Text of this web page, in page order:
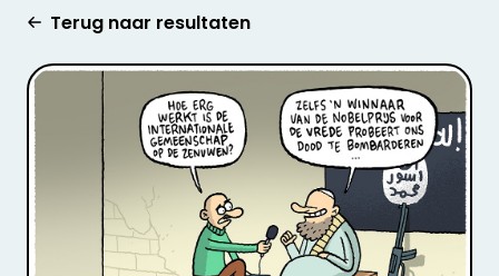
Terug naar resultaten